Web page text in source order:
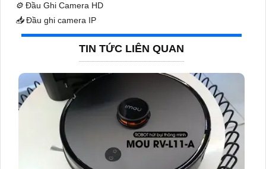
⚙️ Đầu Ghi Camera HD
📥Đầu ghi camera IP
TIN TỨC LIÊN QUAN